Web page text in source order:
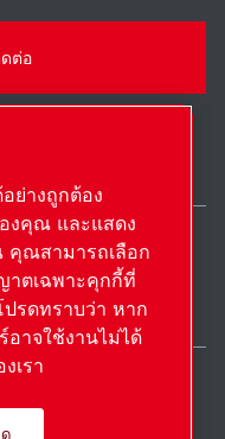
ต่อ
© 2026 ลิขสิทธิ์
ย่างถูกต้อง
งคุณ และแสดง
คุณสามารถเลือก
าตเฉพาะคุกกี้ที่
ปรดทราบว่า หาก
อาจใช้งานไม่ได้
เรา